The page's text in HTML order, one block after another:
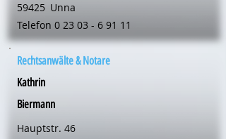
59425 Unna
Telefon 0 23 03 - 6 91 11
Rechtsanwälte & Notare
Kathrin
Biermann
Hauptstr. 46